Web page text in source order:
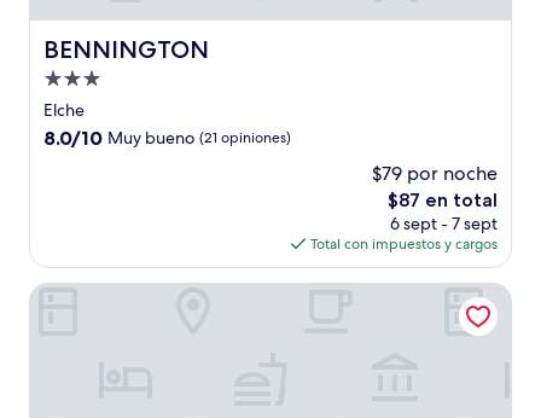
BENNINGTON
BENNINGTON
Propiedad
de
3.0
Elche
8.0
opiniones)
8.0/10 Muy bueno (21 opiniones)
$79 por noche
El
precio
actual
es
de
$87 en total
6 sept - 7 sept
Total con impuestos y cargos
Dña Monse Hotel Spa & Golf